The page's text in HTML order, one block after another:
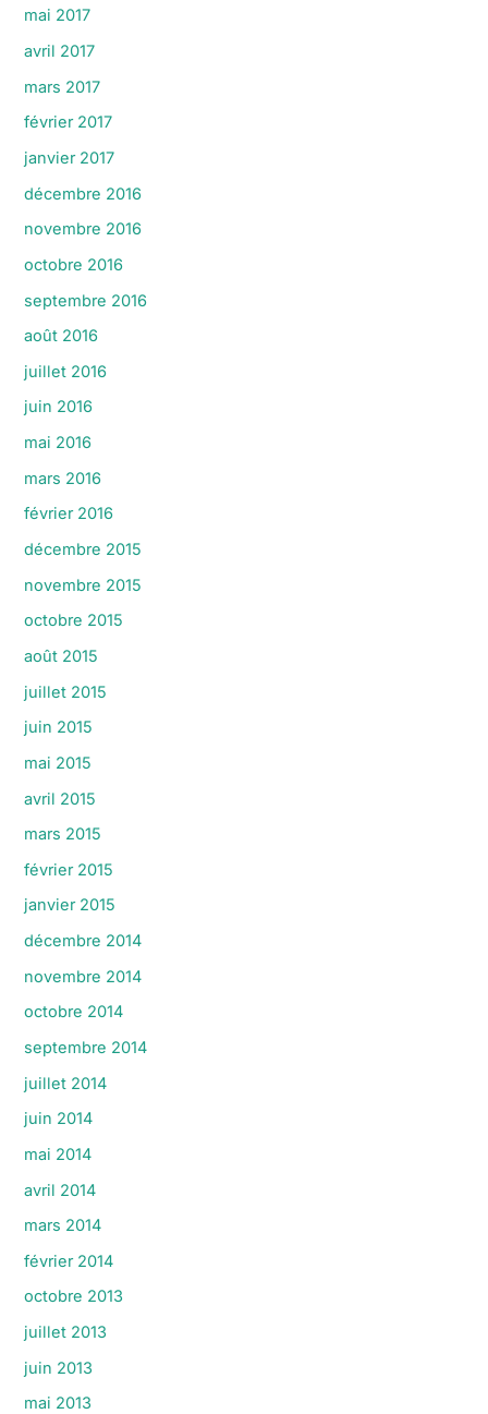
mai 2017
avril 2017
mars 2017
février 2017
janvier 2017
décembre 2016
novembre 2016
octobre 2016
septembre 2016
août 2016
juillet 2016
juin 2016
mai 2016
mars 2016
février 2016
décembre 2015
novembre 2015
octobre 2015
août 2015
juillet 2015
juin 2015
mai 2015
avril 2015
mars 2015
février 2015
janvier 2015
décembre 2014
novembre 2014
octobre 2014
septembre 2014
juillet 2014
juin 2014
mai 2014
avril 2014
mars 2014
février 2014
octobre 2013
juillet 2013
juin 2013
mai 2013